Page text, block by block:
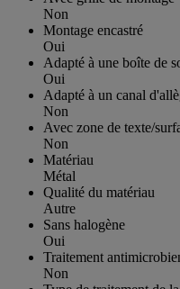
Non
Montage encastré
Oui
Adapté à une boîte de
Oui
Adapté à un canal
Non
Avec zone de texte/
Non
Matériau
Métal
Qualité du matériau
Autre
Sans halogène
Oui
Traitement
Non